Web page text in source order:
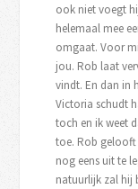
ook niet voegt
helemaal mee
omgaat. Voor
jou. Rob laat
vindt. En dan in
Victoria schudt
toch en ik weet
toe. Rob
nog eens uit te
natuurlijk zal hij